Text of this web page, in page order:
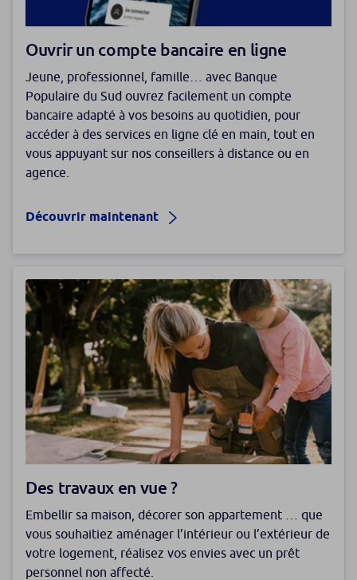
Ouvrir un compte bancaire en ligne
Jeune, professionnel, famille… avec Banque
Populaire du Sud ouvrez facilement un compte
bancaire adapté à vos besoins au quotidien, pour
accéder à des services en ligne clé en main, tout en
vous appuyant sur nos conseillers à distance ou en
agence.
Découvrir maintenant
Des travaux en vue ?
Embellir sa maison, décorer son appartement … que
vous souhaitiez aménager l’intérieur ou l’extérieur de
votre logement, réalisez vos envies avec un prêt
personnel non affecté.